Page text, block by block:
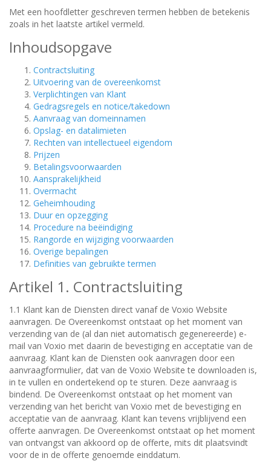
Met een hoofdletter geschreven termen hebben de betekenis
zoals in het laatste artikel vermeld.
Inhoudsopgave
Contractsluiting
Uitvoering van de overeenkomst
Verplichtingen van Klant
Gedragsregels en notice/takedown
Aanvraag van domeinnamen
Opslag- en datalimieten
Rechten van intellectueel eigendom
Prijzen
Betalingsvoorwaarden
Aansprakelijkheid
Overmacht
Geheimhouding
Duur en opzegging
Procedure na beëindiging
Rangorde en wijziging voorwaarden
Overige bepalingen
Definities van gebruikte termen
Artikel 1. Contractsluiting
1.1 Klant kan de Diensten direct vanaf de Voxio Website
aanvragen. De Overeenkomst ontstaat op het moment van
verzending van de (al dan niet automatisch gegenereerde) e-
mail van Voxio met daarin de bevestiging en acceptatie van de
aanvraag. Klant kan de Diensten ook aanvragen door een
aanvraagformulier, dat van de Voxio Website te downloaden is,
in te vullen en ondertekend op te sturen. Deze aanvraag is
bindend. De Overeenkomst ontstaat op het moment van
verzending van het bericht van Voxio met de bevestiging en
acceptatie van de aanvraag. Klant kan tevens vrijblijvend een
offerte aanvragen. De Overeenkomst ontstaat op het moment
van ontvangst van akkoord op de offerte, mits dit plaatsvindt
voor de in de offerte genoemde einddatum.